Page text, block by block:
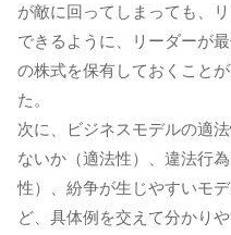
が敵に回ってしまっても、
できるように、リーダーが
の株式を保有しておくこと
た。
次に、ビジネスモデルの適
ないか（適法性）、違法行
性）、紛争が生じやすいモ
ど、具体例を交えて分かり